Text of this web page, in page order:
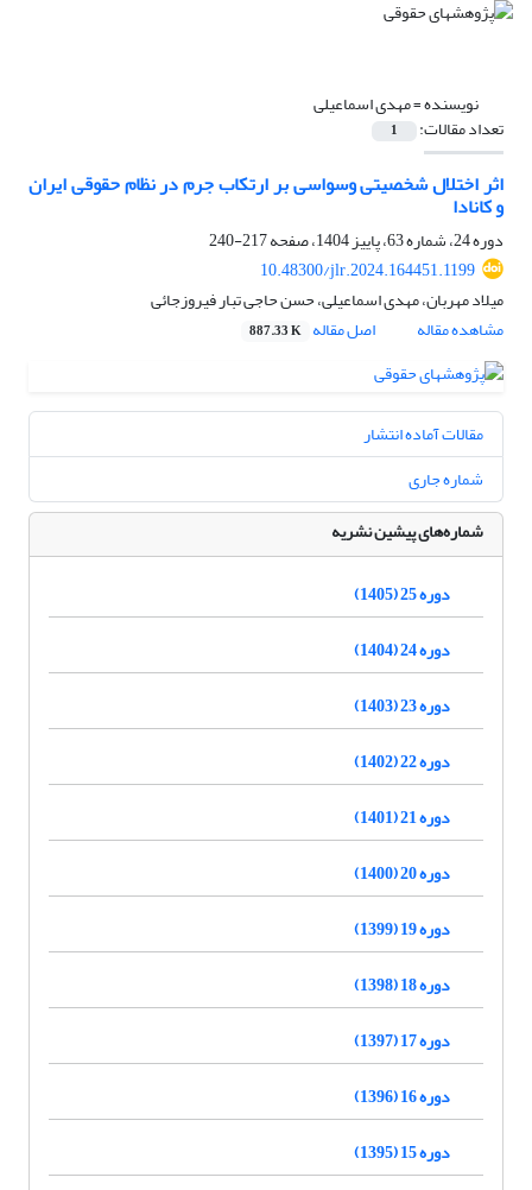
نویسنده =مهدی اسماعیلی
تعداد مقالات: 1
اثر اختلال شخصیتی وسواسی بر ارتکاب جرم در نظام حقوقی ایران
و کانادا
دوره 24، شماره 63، پاییز 1404، صفحه
217-240
10.48300/jlr.2024.164451.1199
میلاد مهربان، مهدی اسماعیلی، حسن حاجی تبار فیروزجائی
مشاهده مقاله
اصل مقاله 887.33 K
مقالات آماده انتشار
شماره جاری
شماره‌های پیشین نشریه
دوره 25 (1405)
دوره 24 (1404)
دوره 23 (1403)
دوره 22 (1402)
دوره 21 (1401)
دوره 20 (1400)
دوره 19 (1399)
دوره 18 (1398)
دوره 17 (1397)
دوره 16 (1396)
دوره 15 (1395)